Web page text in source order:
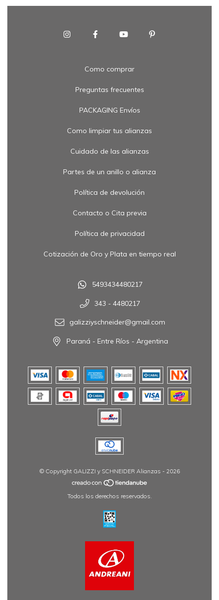
Como comprar
Preguntas frecuentes
PACKAGING Envíos
Como limpiar tus alianzas
Cuidado de las alianzas
Partes de un anillo o alianza
Política de devolución
Contacto o Cita previa
Política de privacidad
Cotización de Oro y Plata en tiempo real
5493434480217
343 - 4480217
galizziyschneider@gmail.com
Paraná - Entre Ríos - Argentina
© Copyright GALIZZI y SCHNEIDER Alianzas - 2026
Todos los derechos reservados.